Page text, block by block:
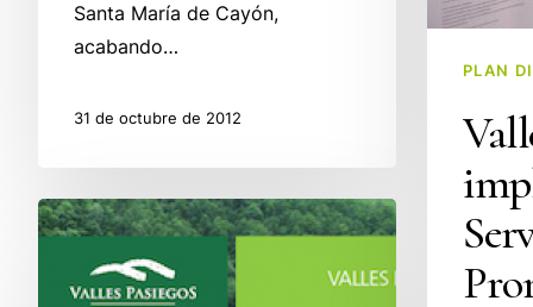
Santa María de Cayón,
acabando…
31 de octubre de 2012
PLAN
Turismo
Calidad